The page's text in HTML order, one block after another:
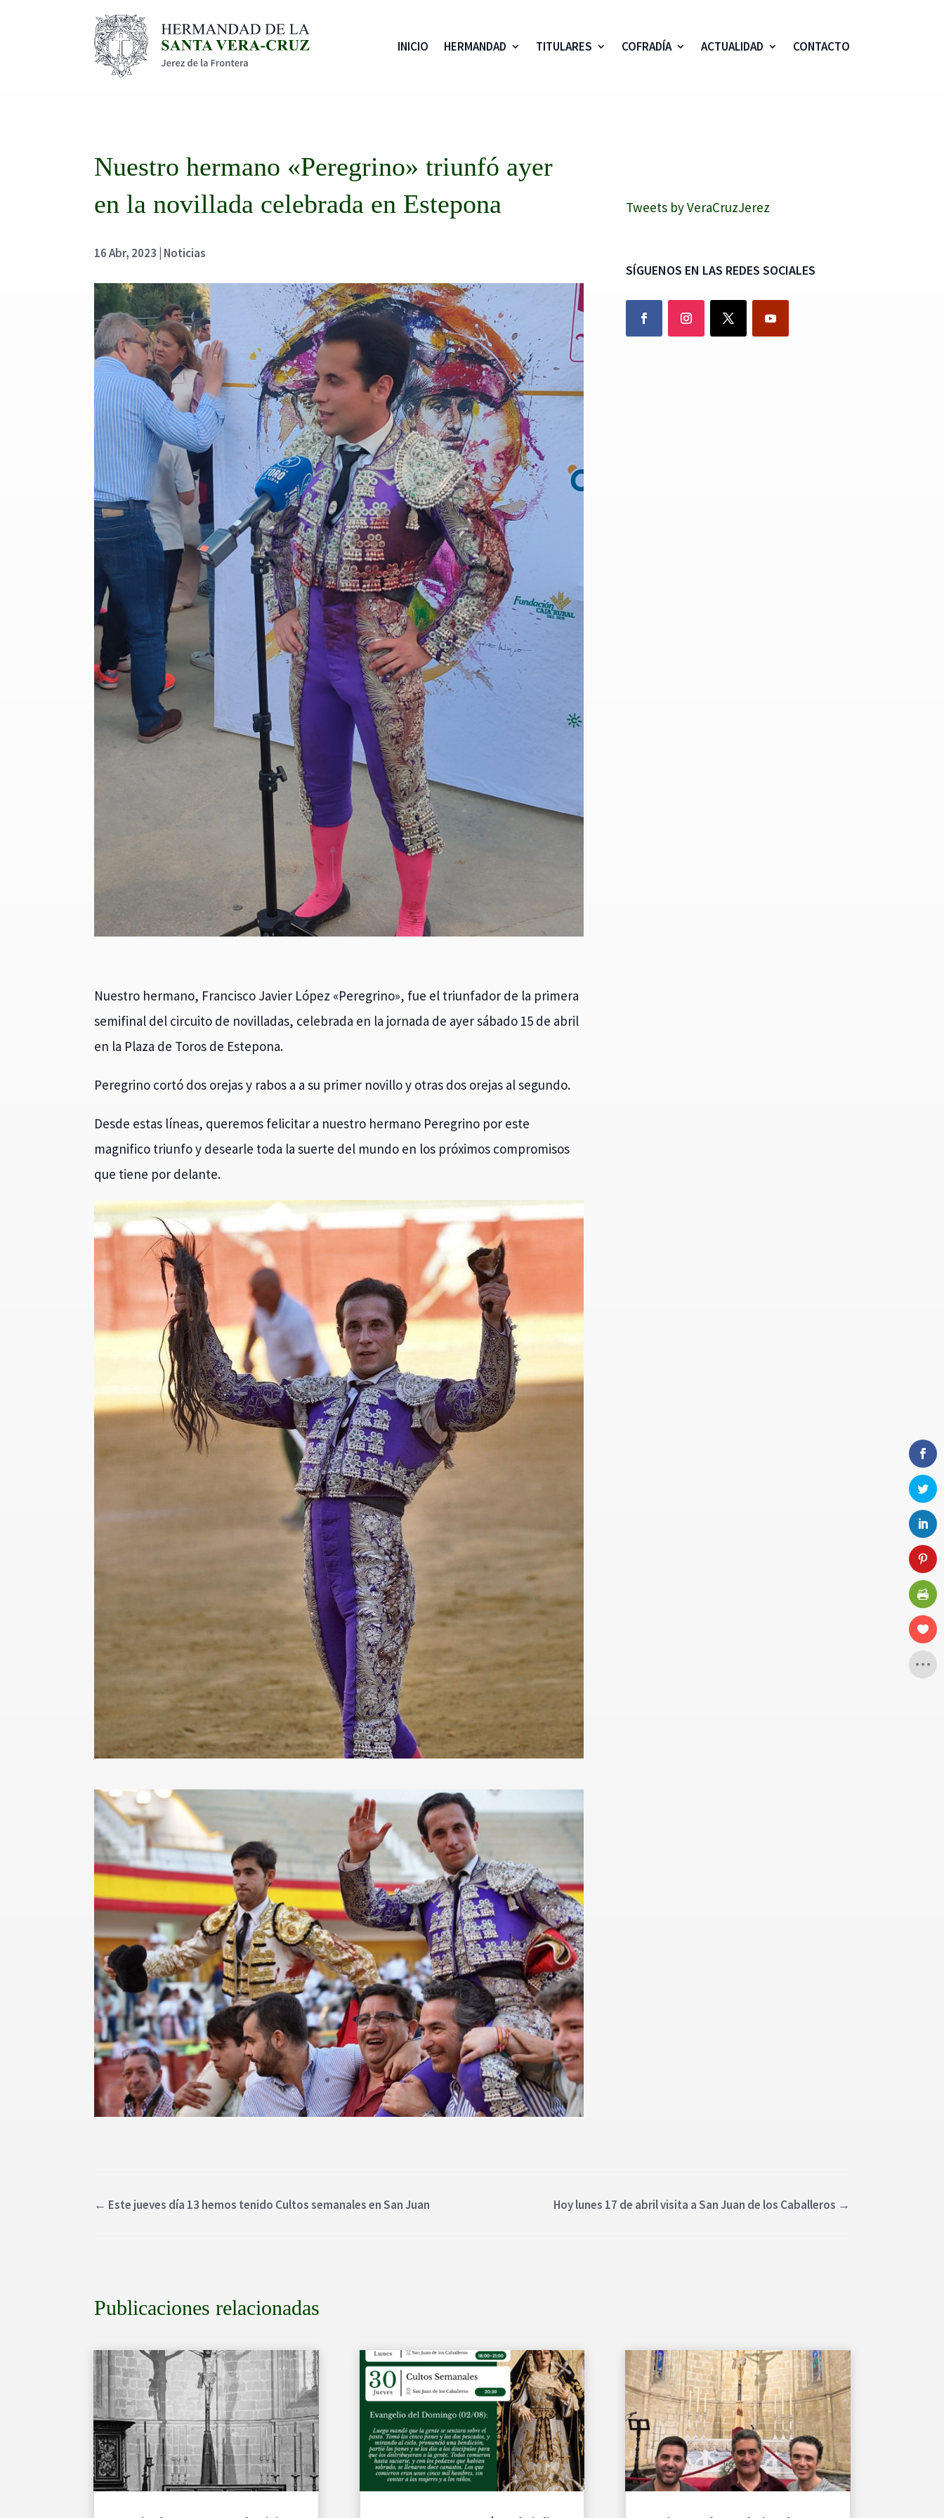
INICIO HERMANDAD TITULARES COFRADÍA ACTUALIDAD CONTACTO
Nuestro hermano «Peregrino» triunfó ayer
en la novillada celebrada en Estepona
16 Abr, 2023 Noticias
Nuestro hermano, Francisco Javier López «Peregrino», fue el triunfador de la primera
semifinal del circuito de novilladas, celebrada en la jornada de ayer sábado 15 de abril
en la Plaza de Toros de Estepona.
Peregrino cortó dos orejas y rabos a a su primer novillo y otras dos orejas al segundo.
Desde estas líneas, queremos felicitar a nuestro hermano Peregrino por este
magnifico triunfo y desearle toda la suerte del mundo en los próximos compromisos
que tiene por delante.
Tweets by VeraCruzJerez
SÍGUENOS EN LAS REDES SOCIALES
← Este jueves día 13 hemos tenido Cultos semanales en San Juan Hoy lunes 17 de abril visita a San Juan de los Caballeros →
Publicaciones relacionadas